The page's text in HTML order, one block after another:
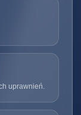
uprawnień.